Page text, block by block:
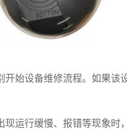
始设备维修流程。如果该
运行缓慢、报错等现象时